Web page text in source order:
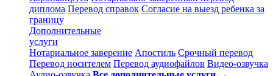
диплома Перевод справок Согласие на выезд ребенка за
границу
Дополнительные
услуги
Нотариальное заверение Апостиль Срочный перевод
Перевод носителем Перевод аудиофайлов Видео-озвучка